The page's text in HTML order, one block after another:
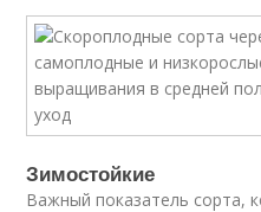
Зимостойкие
Важный показатель сорта,